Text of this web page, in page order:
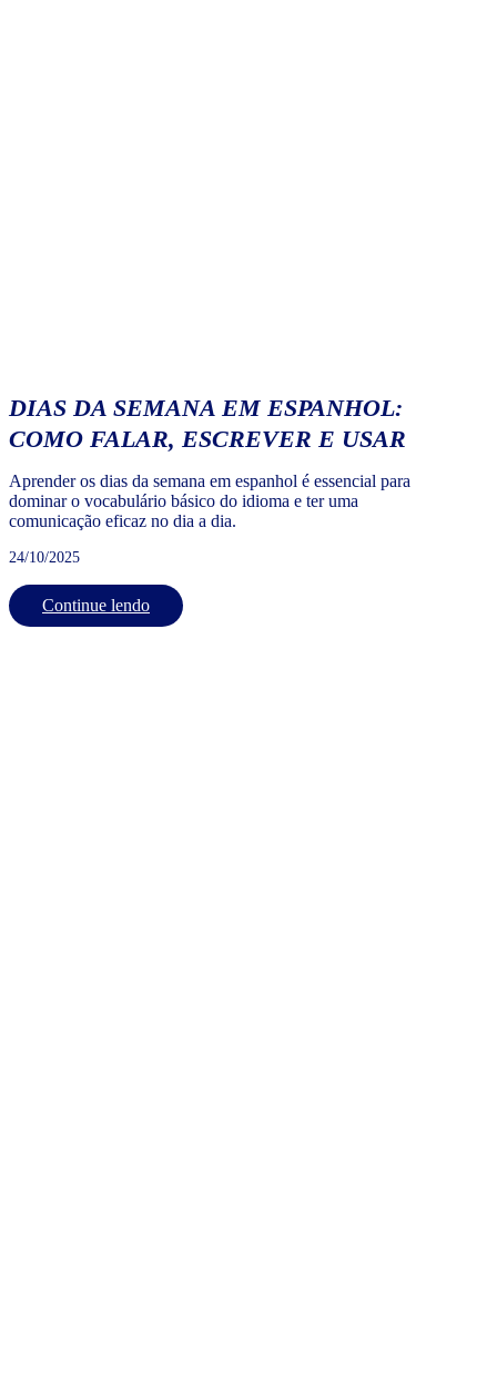
DIAS DA SEMANA EM ESPANHOL:
COMO FALAR, ESCREVER E USAR
Aprender os dias da semana em espanhol é essencial para
dominar o vocabulário básico do idioma e ter uma
comunicação eficaz no dia a dia.
24/10/2025
Continue lendo